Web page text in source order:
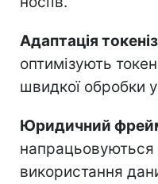
Адаптація
оптимізують
швидкої обробки
Юридичний
напрацьовуються
використання